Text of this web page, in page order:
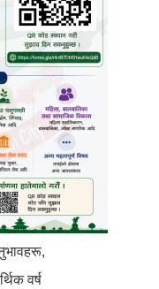
वर्ष